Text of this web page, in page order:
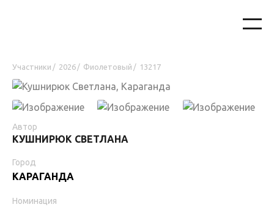
Участники / 2026 / Фиолетовый / 13217
Автор
КУШНИРЮК СВЕТЛАНА
Город
КАРАГАНДА
Номинация